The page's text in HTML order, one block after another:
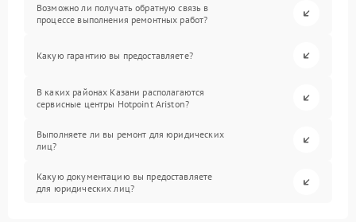
Возможно ли получать обратную связь в
процессе выполнения ремонтных работ?
Какую гарантию вы предоставляете?
В каких районах Казани располагаются
сервисные центры Hotpoint Ariston?
Выполняете ли вы ремонт для юридических
лиц?
Какую документацию вы предоставляете
для юридических лиц?